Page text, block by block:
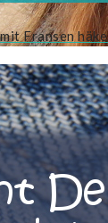
Fransen